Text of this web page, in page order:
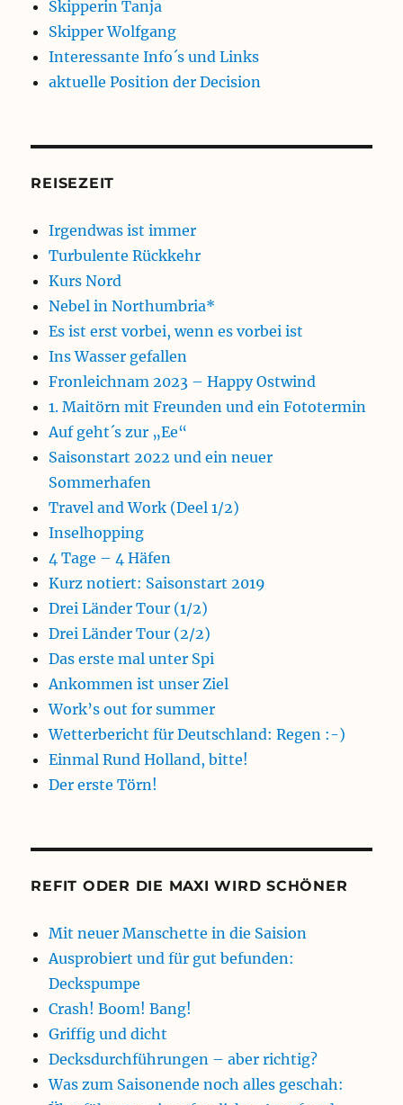
Skipperin Tanja
Skipper Wolfgang
Interessante Info´s und Links
aktuelle Position der Decision
REISEZEIT
Irgendwas ist immer
Turbulente Rückkehr
Kurs Nord
Nebel in Northumbria*
Es ist erst vorbei, wenn es vorbei ist
Ins Wasser gefallen
Fronleichnam 2023 – Happy Ostwind
1. Maitörn mit Freunden und ein Fototermin
Auf geht´s zur „Ee“
Saisonstart 2022 und ein neuer
Sommerhafen
Travel and Work (Deel 1/2)
Inselhopping
4 Tage – 4 Häfen
Kurz notiert: Saisonstart 2019
Drei Länder Tour (1/2)
Drei Länder Tour (2/2)
Das erste mal unter Spi
Ankommen ist unser Ziel
Work’s out for summer
Wetterbericht für Deutschland: Regen :-)
Einmal Rund Holland, bitte!
Der erste Törn!
REFIT ODER DIE MAXI WIRD SCHÖNER
Mit neuer Manschette in die Saision
Ausprobiert und für gut befunden:
Deckspumpe
Crash! Boom! Bang!
Griffig und dicht
Decksdurchführungen – aber richtig?
Was zum Saisonende noch alles geschah: